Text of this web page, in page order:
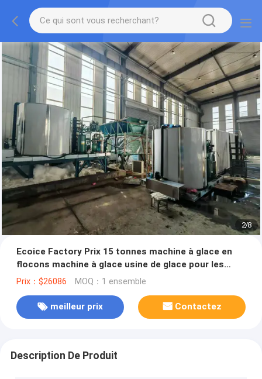
2/8
Ecoice Factory Prix 15 tonnes machine à glace en
flocons machine à glace usine de glace pour les
marchés du poisson
Prix：$26086 MOQ：1 ensemble
meilleur prix Contactez
Description De Produit